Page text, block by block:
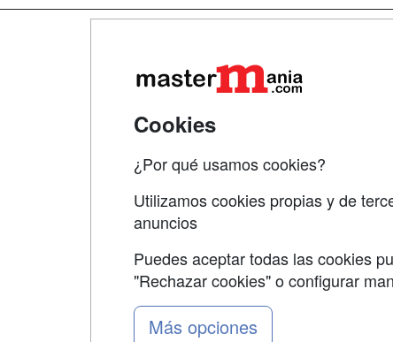
Grupo formazion:
Cookies
¿Por qué usamos cookies?
Utilizamos cookies propias y de
anuncios
Puedes aceptar todas las cookies
"Rechazar cookies" o configurar
Más opciones